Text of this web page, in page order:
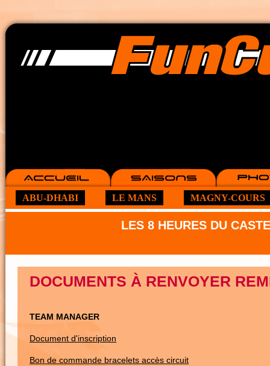
ABU-DHABI LE MANS MAGNY-COURS
LES 8 HEURES DU
DOCUMENTS À RENVOYER
TEAM MANAGER
Document d'inscription
Bon de commande bracelets accès circuit